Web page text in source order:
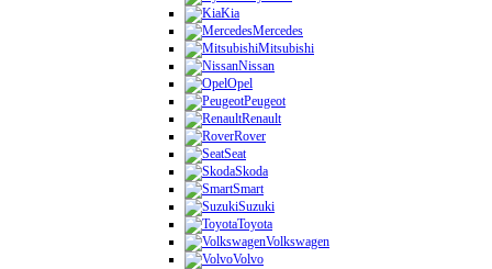
Kia
Mercedes
Mitsubishi
Nissan
Opel
Peugeot
Renault
Rover
Seat
Skoda
Smart
Suzuki
Toyota
Volkswagen
Volvo